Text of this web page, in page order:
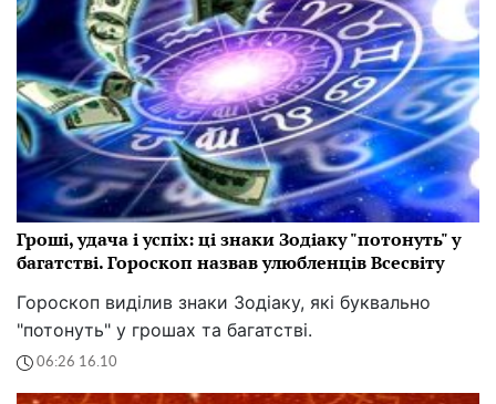
Гроші, удача і успіх: ці знаки Зодіаку "потонуть" у
багатстві. Гороскоп назвав улюбленців Всесвіту
Гороскоп виділив знаки Зодіаку, які буквально
"потонуть" у грошах та багатстві.
06:26 16.10